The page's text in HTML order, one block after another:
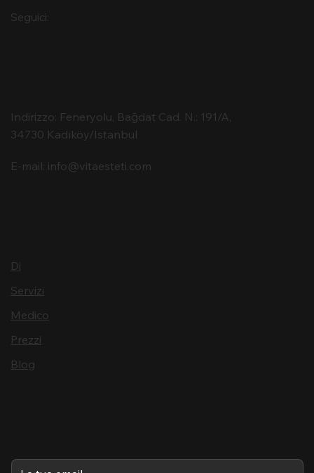
Seguici:
Indirizzo: Feneryolu, Bağdat Cad. N.: 191/A,
34730 Kadıköy/Istanbul
E-mail: info@vitaesteti.com
Di
Servizi
Medico
Prezzi
Blog